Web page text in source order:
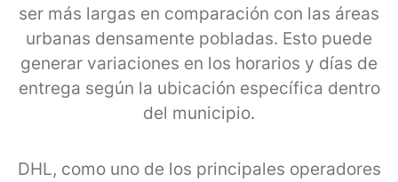
ser más largas en comparación con las áreas
urbanas densamente pobladas. Esto puede
generar variaciones en los horarios y días de
entrega según la ubicación específica dentro
del municipio.
DHL, como uno de los principales operadores